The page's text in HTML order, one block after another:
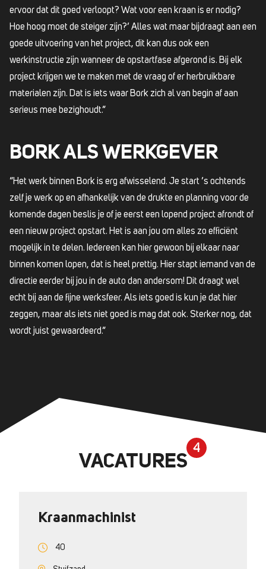
ervoor dat dit goed verloopt? Wat voor een kraan is er nodig?
Hoe hoog moet de steiger zijn?’ Alles wat maar bijdraagt aan een
goede uitvoering van het project, dit kan dus ook een
werkinstructie zijn wanneer de opstartfase afgerond is. Bij elk
project krijgen we te maken met de vraag of er herbruikbare
materialen zijn. Dat is iets waar Bork zich al van begin af aan
serieus mee bezighoudt.”
BORK ALS WERKGEVER
“Het werk binnen Bork is erg afwisselend. Je start ’s ochtends
zelf je werk op en afhankelijk van de drukte en planning voor de
komende dagen beslis je of je eerst een lopend project afrondt of
een nieuw project opstart. Het is aan jou om alles zo efficiënt
mogelijk in te delen. Iedereen kan hier gewoon bij elkaar naar
binnen komen lopen, dat is heel prettig. Hier stapt iemand van de
directie eerder bij jou in de auto dan andersom! Dit draagt wel
echt bij aan de fijne werksfeer. Als iets goed is kun je dat hier
zeggen, maar als iets niet goed is mag dat ook. Sterker nog, dat
wordt juist gewaardeerd.”
VACATURES
4
Kraanmachinist
40